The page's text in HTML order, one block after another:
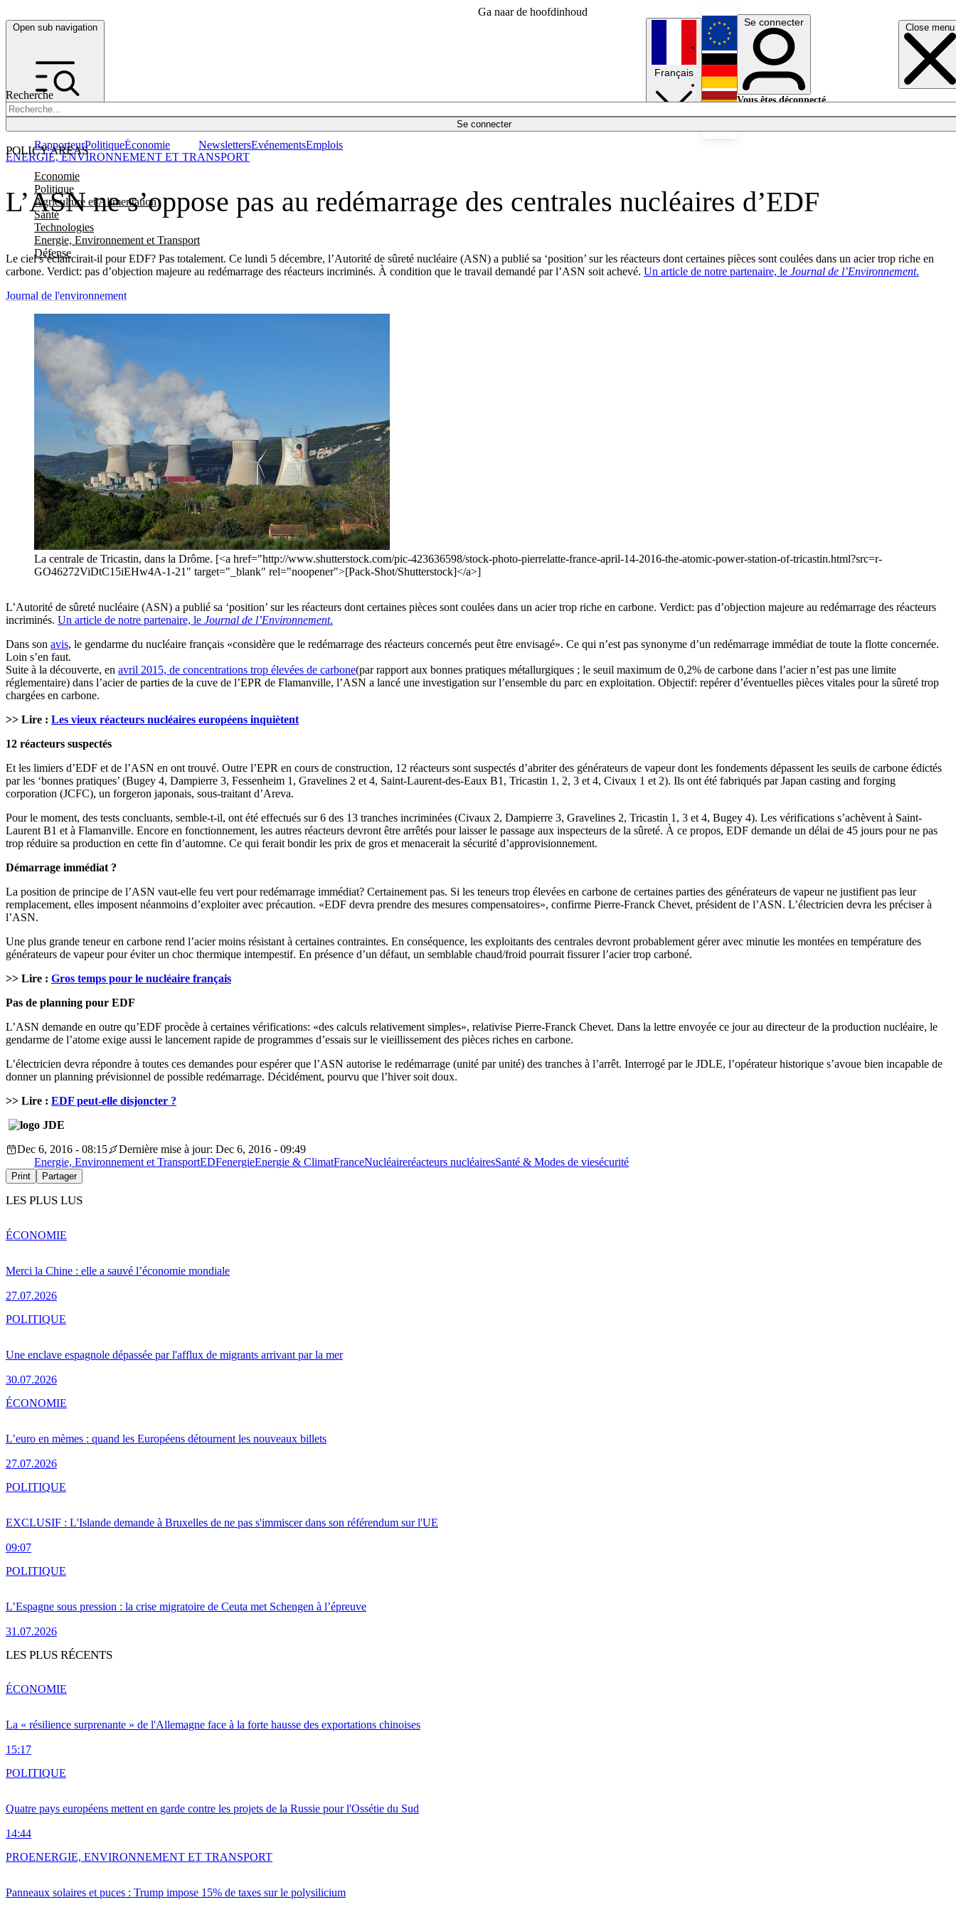
Ga naar de hoofdinhoud
Open sub navigation Close menu
Recherche
Se connecter
POLICY AREAS
Economie
Politique
Agriculture et Alimentation
Santé
Technologies
Energie, Environnement et Transport
Défense
RapporteurPolitiqueÉconomie NewslettersEvénementsEmplois
Français
English
Deutsch
Se connecter
Vous êtes déconnecté.
L’ASN ne s’oppose pas au redémarrage des centrales nucléaires d’EDF
Le ciel s’éclaircirait-il pour EDF? Pas totalement. Ce lundi 5 décembre, l’Autorité de sûreté nucléaire (ASN) a publié sa ‘position’ sur les réacteurs dont certaines pièces sont coulées dans un acier trop riche en
carbone. Verdict: pas d’objection majeure au redémarrage des réacteurs incriminés. À condition que le travail demandé par l’ASN soit achevé. Un article de notre partenaire, le Journal de l’Environnement.
ENERGIE, ENVIRONNEMENT ET TRANSPORT
Journal de l'environnement
La centrale de Tricastin, dans la Drôme. [<a href="http://www.shutterstock.com/pic-423636598/stock-photo-pierrelatte-france-april-14-2016-the-atomic-power-station-of-tricastin.html?src=r-
GO46272ViDtC15iEHw4A-1-21" target="_blank" rel="noopener">[Pack-Shot/Shutterstock]</a>]
L’Autorité de sûreté nucléaire (ASN) a publié sa ‘position’ sur les réacteurs dont certaines pièces sont coulées dans un acier trop riche en carbone. Verdict: pas d’objection majeure au redémarrage des réacteurs
incriminés. Un article de notre partenaire, le Journal de l’Environnement.
Dans son avis, le gendarme du nucléaire français «considère que le redémarrage des réacteurs concernés peut être envisagé». Ce qui n’est pas synonyme d’un redémarrage immédiat de toute la flotte concernée.
Loin s’en faut.
Suite à la découverte, en avril 2015, de concentrations trop élevées de carbone(par rapport aux bonnes pratiques métallurgiques ; le seuil maximum de 0,2% de carbone dans l’acier n’est pas une limite
réglementaire) dans l’acier de parties de la cuve de l’EPR de Flamanville, l’ASN a lancé une investigation sur l’ensemble du parc en exploitation. Objectif: repérer d’éventuelles pièces vitales pour la sûreté trop
chargées en carbone.
>> Lire : Les vieux réacteurs nucléaires européens inquiètent
12 réacteurs suspectés
Et les limiers d’EDF et de l’ASN en ont trouvé. Outre l’EPR en cours de construction, 12 réacteurs sont suspectés d’abriter des générateurs de vapeur dont les fondements dépassent les seuils de carbone édictés
par les ‘bonnes pratiques’ (Bugey 4, Dampierre 3, Fessenheim 1, Gravelines 2 et 4, Saint-Laurent-des-Eaux B1, Tricastin 1, 2, 3 et 4, Civaux 1 et 2). Ils ont été fabriqués par Japan casting and forging
corporation (JCFC), un forgeron japonais, sous-traitant d’Areva.
Pour le moment, des tests concluants, semble-t-il, ont été effectués sur 6 des 13 tranches incriminées (Civaux 2, Dampierre 3, Gravelines 2, Tricastin 1, 3 et 4, Bugey 4). Les vérifications s’achèvent à Saint-
Laurent B1 et à Flamanville. Encore en fonctionnement, les autres réacteurs devront être arrêtés pour laisser le passage aux inspecteurs de la sûreté. À ce propos, EDF demande un délai de 45 jours pour ne pas
trop réduire sa production en cette fin d’automne. Ce qui ferait bondir les prix de gros et menacerait la sécurité d’approvisionnement.
Démarrage immédiat ?
La position de principe de l’ASN vaut-elle feu vert pour redémarrage immédiat? Certainement pas. Si les teneurs trop élevées en carbone de certaines parties des générateurs de vapeur ne justifient pas leur
remplacement, elles imposent néanmoins d’exploiter avec précaution. «EDF devra prendre des mesures compensatoires», confirme Pierre-Franck Chevet, président de l’ASN. L’électricien devra les préciser à
l’ASN.
Une plus grande teneur en carbone rend l’acier moins résistant à certaines contraintes. En conséquence, les exploitants des centrales devront probablement gérer avec minutie les montées en température des
générateurs de vapeur pour éviter un choc thermique intempestif. En présence d’un défaut, un semblable chaud/froid pourrait fissurer l’acier trop carboné.
>> Lire : Gros temps pour le nucléaire français
Pas de planning pour EDF
L’ASN demande en outre qu’EDF procède à certaines vérifications: «des calculs relativement simples», relativise Pierre-Franck Chevet. Dans la lettre envoyée ce jour au directeur de la production nucléaire, le
gendarme de l’atome exige aussi le lancement rapide de programmes d’essais sur le vieillissement des pièces riches en carbone.
L’électricien devra répondre à toutes ces demandes pour espérer que l’ASN autorise le redémarrage (unité par unité) des tranches à l’arrêt. Interrogé par le JDLE, l’opérateur historique s’avoue bien incapable de
donner un planning prévisionnel de possible redémarrage. Décidément, pourvu que l’hiver soit doux.
>> Lire : EDF peut-elle disjoncter ?
Dec 6, 2016 - 08:15
Dernière mise à jour: Dec 6, 2016 - 09:49
Energie, Environnement et TransportEDFenergieEnergie & ClimatFranceNucléaireréacteurs nucléairesSanté & Modes de viesécurité
Print Partager
LES PLUS LUS
Merci la Chine : elle a sauvé l’économie mondiale
27.07.2026
ÉCONOMIE
Une enclave espagnole dépassée par l'afflux de migrants arrivant par la mer
30.07.2026
POLITIQUE
L’euro en mèmes : quand les Européens détournent les nouveaux billets
27.07.2026
ÉCONOMIE
EXCLUSIF : L'Islande demande à Bruxelles de ne pas s'immiscer dans son référendum sur l'UE
09:07
POLITIQUE
L’Espagne sous pression : la crise migratoire de Ceuta met Schengen à l’épreuve
31.07.2026
POLITIQUE
LES PLUS RÉCENTS
La « résilience surprenante » de l'Allemagne face à la forte hausse des exportations chinoises
15:17
ÉCONOMIE
Quatre pays européens mettent en garde contre les projets de la Russie pour l'Ossétie du Sud
14:44
POLITIQUE
Panneaux solaires et puces : Trump impose 15% de taxes sur le polysilicium
PROENERGIE, ENVIRONNEMENT ET TRANSPORT